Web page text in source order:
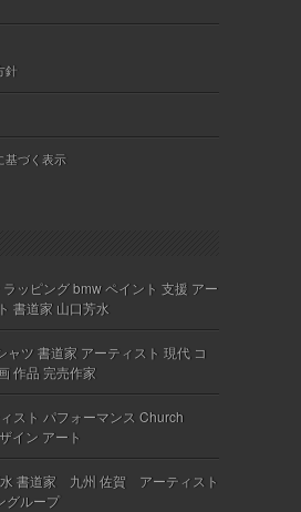
針
基づく表示
ッピング bmw ペイント 支援 アー
書道家 山口芳水
ャツ 書道家 アーティスト 現代 コ
作品 完売作家
スト パフォーマンス Church
イン アート
水 書道家 九州 佐賀 アーティスト
グループ